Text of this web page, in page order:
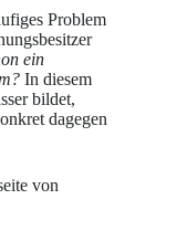
Problem
ein
In diesem
bildet,
dagegen
von